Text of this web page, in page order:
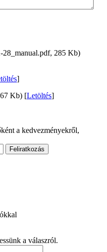
285 Kb)
]
Kb) [Letöltés]
a kedvezményekről,
Feliratkozás
a válaszról.